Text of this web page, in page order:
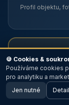
Profil objektu,
TOP pozice na
🖥️ Desktop verze
🍪 Cookies &
Používáme cookies
pro analytiku a
Jen nutné